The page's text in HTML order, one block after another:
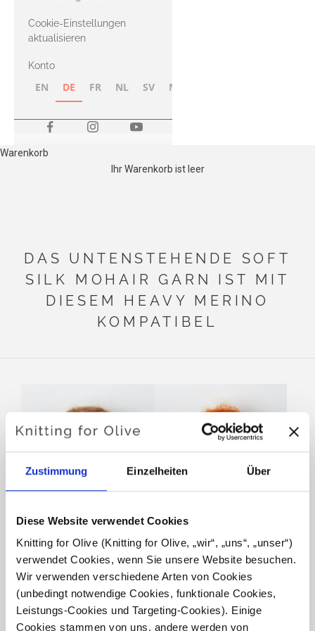
Zustimmung Einzelheiten Über
Diese Website verwendet Cookies
Knitting for Olive (Knitting for Olive, „wir“, „uns“, „unser“)
verwendet Cookies, wenn Sie unsere Website besuchen.
Wir verwenden verschiedene Arten von Cookies
(unbedingt notwendige Cookies, funktionale Cookies,
Leistungs-Cookies und Targeting-Cookies). Einige
Cookies stammen von uns, andere werden von
Cookie-Einstellungen
aktualisieren
Konto
EN DE FR NL SV NB
Warenkorb
Ihr Warenkorb ist leer
DAS UNTENSTEHENDE SOFT
SILK MOHAIR GARN IST MIT
DIESEM HEAVY MERINO
KOMPATIBEL
SOFT SILK MOHAIR -
COPPER
SALE PRICE
€10,10
SOFT SILK MOHAIR -
BURNT ORANGE
SALE PRICE
€10,10